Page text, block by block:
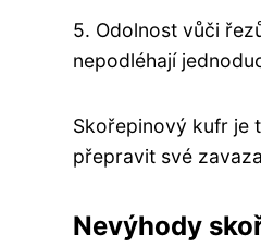
5. Odolnost vůči
nepodléhají
Skořepinový kufr je
přepravit své
Nevýhody